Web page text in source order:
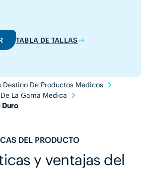
TABLA DE TALLAS
Destino De Productos Medicos
La Gama Medica
DEL PRODUCTO
y ventajas del